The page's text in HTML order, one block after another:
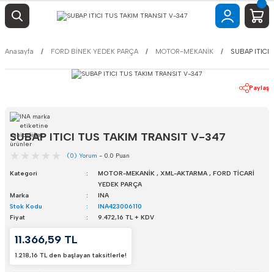
Anasayfa FORD BİNEK YEDEK PARÇA MOTOR-MEKANİK SUBAP ITICI
Paylaş
SUBAP ITICI TUS TAKIM TRANSIT V-347
(0) Yorum - 0.0 Puan
Kategori MOTOR-MEKANİK , XML-AKTARMA , FORD TİCARİ
YEDEK PARÇA
Marka
INA
Stok Kodu
INA423006110
Fiyat
9.472,16 TL + KDV
11.366,59 TL
1.218,16 TL den başlayan taksitlerle!